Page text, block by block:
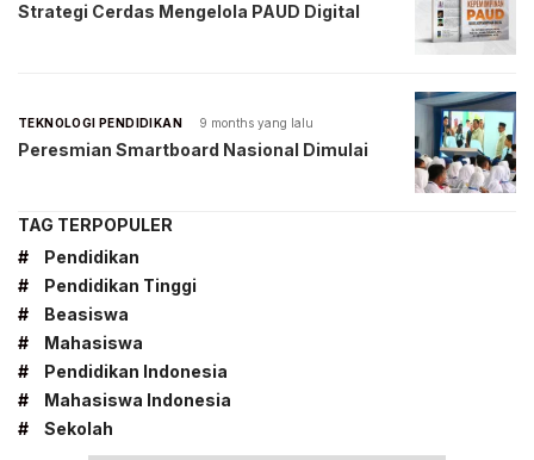
Strategi Cerdas Mengelola PAUD Digital
TEKNOLOGI PENDIDIKAN 9 months yang lalu
Peresmian Smartboard Nasional Dimulai
TAG TERPOPULER
#
Pendidikan
#
Pendidikan Tinggi
#
Beasiswa
#
Mahasiswa
#
Pendidikan Indonesia
#
Mahasiswa Indonesia
#
Sekolah